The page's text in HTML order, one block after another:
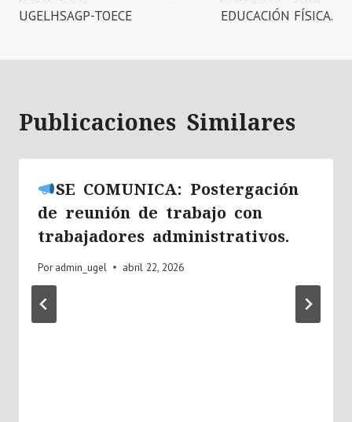
UGELHSAGP-TOECE
EDUCACIÓN FÍSICA.
Publicaciones Similares
SE COMUNICA: Postergación
de reunión de trabajo con
trabajadores administrativos.
Por admin_ugel abril 22, 2026